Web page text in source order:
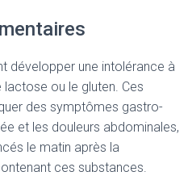
développer une intolérance à
ou le gluten. Ces
des symptômes gastro-
et les douleurs abdominales,
le matin après la
ces substances.